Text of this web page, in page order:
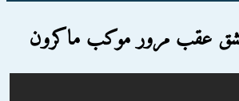
عقب مرور موكب ماكرون